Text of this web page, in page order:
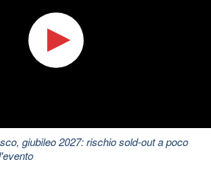
giubileo 2027: rischio sold-out a poco